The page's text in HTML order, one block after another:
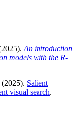
An introduction
models with the R-
Salient
visual search.